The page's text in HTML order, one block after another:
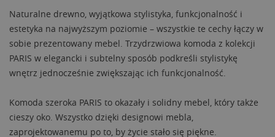
Naturalne drewno, wyjątkowa stylistyka, funkcjonalność i
estetyka na najwyższym poziomie – wszystkie te cechy łączy w
sobie prezentowany mebel. Trzydrzwiowa komoda z kolekcji
PARIS w elegancki i subtelny sposób podkreśli stylistykę
wnętrz jednocześnie zwiększając ich funkcjonalność.
Komoda szeroka PARIS to okazały i solidny mebel, który także
cieszy oko. Wszystko dzięki designowi mebla,
zaprojektowanemu po to, by życie stało się piękne.